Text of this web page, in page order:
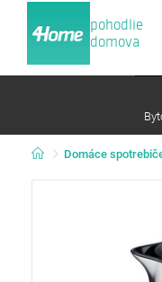
pohodlie
domova
Domáce